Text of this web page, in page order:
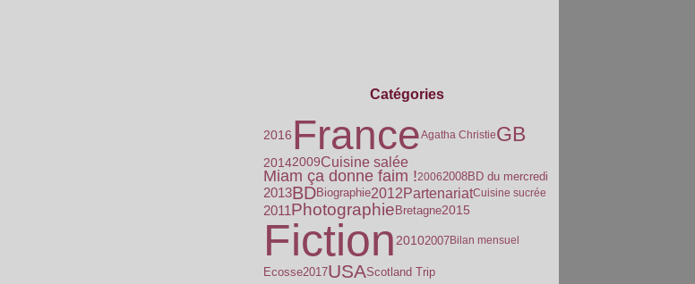
Catégories
2016 FranceAgatha ChristieGB
20142009Cuisine salée
Miam ça donne faim !20062008BD du mercredi
2013BDBiographie2012PartenariatCuisine sucrée
2011PhotographieBretagne2015
Fiction 20102007Bilan mensuel
Ecosse2017USAScotland Trip